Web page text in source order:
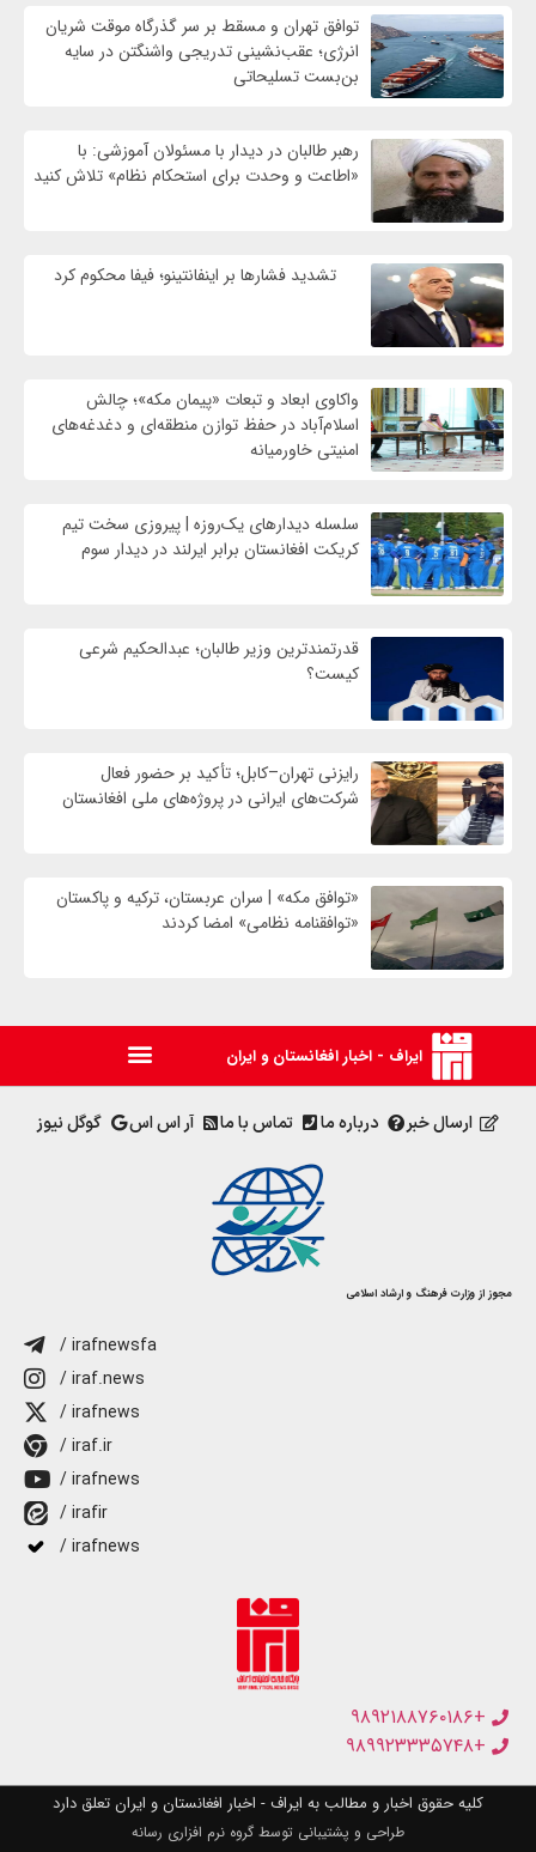
توافق تهران و مسقط بر سر گذرگاه موقت شریان
انرژی؛ عقب‌نشینی تدریجی واشنگتن در سایه
بن‌بست تسلیحاتی
رهبر طالبان در دیدار با مسئولان آموزشی: با
«اطاعت و وحدت برای استحکام نظام» تلاش کنید
تشدید فشارها بر اینفانتینو؛ فیفا محکوم کرد
واکاوی ابعاد و تبعات «پیمان مکه»؛ چالش
اسلام‌آباد در حفظ توازن منطقه‌ای و دغدغه‌های
امنیتی خاورمیانه
سلسله دیدارهای یک‌روزه | پیروزی سخت تیم
کریکت افغانستان برابر ایرلند در دیدار سوم
قدرتمندترین وزیر طالبان؛ عبدالحکیم شرعی
کیست؟
رایزنی تهران–کابل؛ تأکید بر حضور فعال
شرکت‌های ایرانی در پروژه‌های ملی افغانستان
«توافق مکه» | سران عربستان، ترکیه و پاکستان
«توافقنامه نظامی» امضا کردند
ایراف - اخبار افغانستان و ایران
ارسال خبر درباره ما تماس با ما آر اس اس گوگل نیوز
مجوز از وزارت فرهنگ و ارشاد اسلامی
/ irafnewsfa
/ iraf.news
/ irafnews
/ iraf.ir
/ irafnews
/ irafir
/ irafnews
+۹۸۹۲۱۸۸۷۶۰۱۸۶
+۹۸۹۹۲۳۳۳۵۷۴۸
کلیه حقوق اخبار و مطالب به ایراف - اخبار افغانستان و ایران تعلق دارد
طراحی و پشتیبانی توسط گروه نرم افزاری رسانه